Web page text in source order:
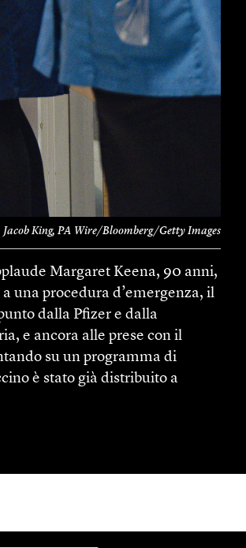
Jacob King, PA Wire/Bloomberg/Getty Images
Margaret Keena, 90 anni,
una procedura d’emergenza, il
dalla Pfizer e dalla
e ancora alle prese con il
su un programma di
è stato già distribuito a